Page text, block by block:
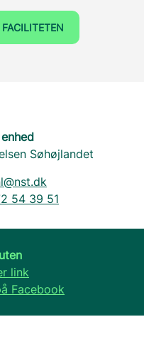
Søhøjlandet
54 39 51
link
Facebook